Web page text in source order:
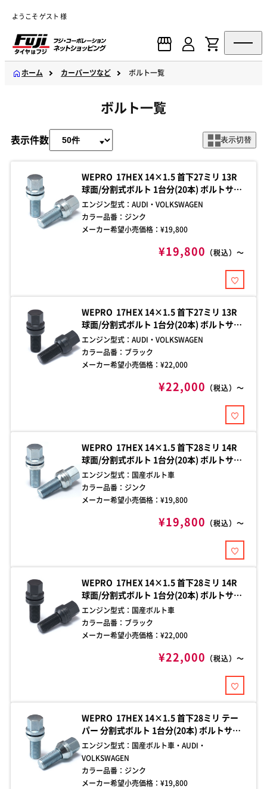
ようこそ ゲスト 様
ホーム カーパーツなど ボルト一覧
ボルト一覧
表示件数 表示切替
WEPRO 17HEX 14×1.5 首下27ミリ 13R
球面/分割式ボルト 1台分(20本) ボルトサイ
ズをご確認の上、お買い求めください。ご
不明な点はお問い合わせください。
エンジン型式： AUDI・VOLKSWAGEN
カラー品番： ジンク
メーカー希望小売価格：¥19,800
¥19,800 （税込）～
WEPRO 17HEX 14×1.5 首下27ミリ 13R
球面/分割式ボルト 1台分(20本) ボルトサイ
ズをご確認の上、お買い求めください。ご
不明な点はお問い合わせください。
エンジン型式： AUDI・VOLKSWAGEN
カラー品番： ブラック
メーカー希望小売価格：¥22,000
¥22,000 （税込）～
WEPRO 17HEX 14×1.5 首下28ミリ 14R
球面/分割式ボルト 1台分(20本) ボルトサイ
ズをご確認の上、お買い求めください。ご
不明な点はお問い合わせください。
エンジン型式： 国産ボルト車
カラー品番： ジンク
メーカー希望小売価格：¥19,800
¥19,800 （税込）～
WEPRO 17HEX 14×1.5 首下28ミリ 14R
球面/分割式ボルト 1台分(20本) ボルトサイ
ズをご確認の上、お買い求めください。ご
不明な点はお問い合わせください。
エンジン型式： 国産ボルト車
カラー品番： ブラック
メーカー希望小売価格：¥22,000
¥22,000 （税込）～
WEPRO 17HEX 14×1.5 首下28ミリ テー
パー 分割式ボルト 1台分(20本) ボルトサイ
ズをご確認の上、お買い求めください。ご
不明な点はお問い合わせください。
エンジン型式： 国産ボルト車・AUDI・
VOLKSWAGEN
カラー品番： ジンク
メーカー希望小売価格：¥19,800